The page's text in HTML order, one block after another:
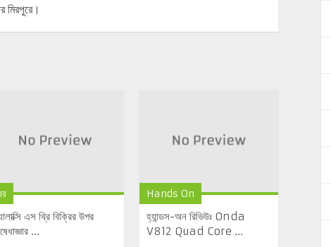
মিরপুরে।
এস থ্রি বিক্রির উপর
...
Hands On
হ্যান্ডস-অন রিভিউঃ Onda
V812 Quad Core ...